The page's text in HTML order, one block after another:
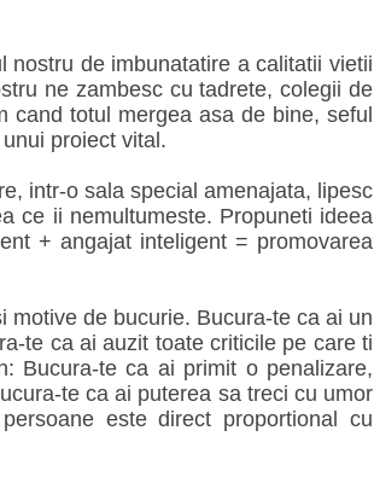
nostru de imbunatatire a calitatii vietii
ne zambesc cu tadrete, colegii de
cand totul mergea asa de bine, seful
proiect vital.
intr-o sala special amenajata, lipesc
ce ii nemultumeste. Propuneti ideea
+ angajat inteligent = promovarea
motive de bucurie. Bucura-te ca ai un
te ca ai auzit toate criticile pe care ti
Bucura-te ca ai primit o penalizare,
te ca ai puterea sa treci cu umor
este direct proportional cu